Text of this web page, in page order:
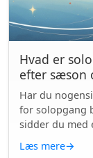
Hvad er
efter sæson
Har du
for solopgang
sidder du med
Læs mere→